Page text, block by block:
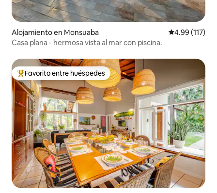
Alojamiento en Monsuaba Calificación
4.99 (117)
Casa plana - hermosa vista al mar con piscina.
Favorito entre huéspedes preferido
Favorito entre huéspedes